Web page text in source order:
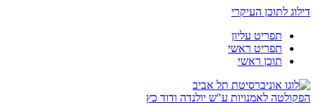
דילוג לתוכן העיקרי
תפריט עליון
תפריט ראשי
תוכן ראשי
הפקולטה לאמנויות ע"ש יולנדה ודוד כץ